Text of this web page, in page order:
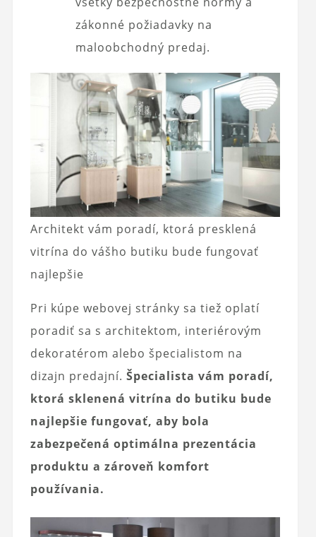
zákonné požiadavky na
maloobchodný predaj.
Architekt vám poradí, ktorá presklená
vitrína do vášho butiku bude fungovať
najlepšie
Pri kúpe webovej stránky sa tiež oplatí
poradiť sa s architektom, interiérovým
dekoratérom alebo špecialistom na
dizajn predajní. Špecialista vám poradí,
ktorá sklenená vitrína do butiku bude
najlepšie fungovať, aby bola
zabezpečená optimálna prezentácia
produktu a zároveň komfort
používania.